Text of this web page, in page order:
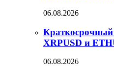
06.08.2026
Краткосрочный
XRPUSD и
06.08.2026